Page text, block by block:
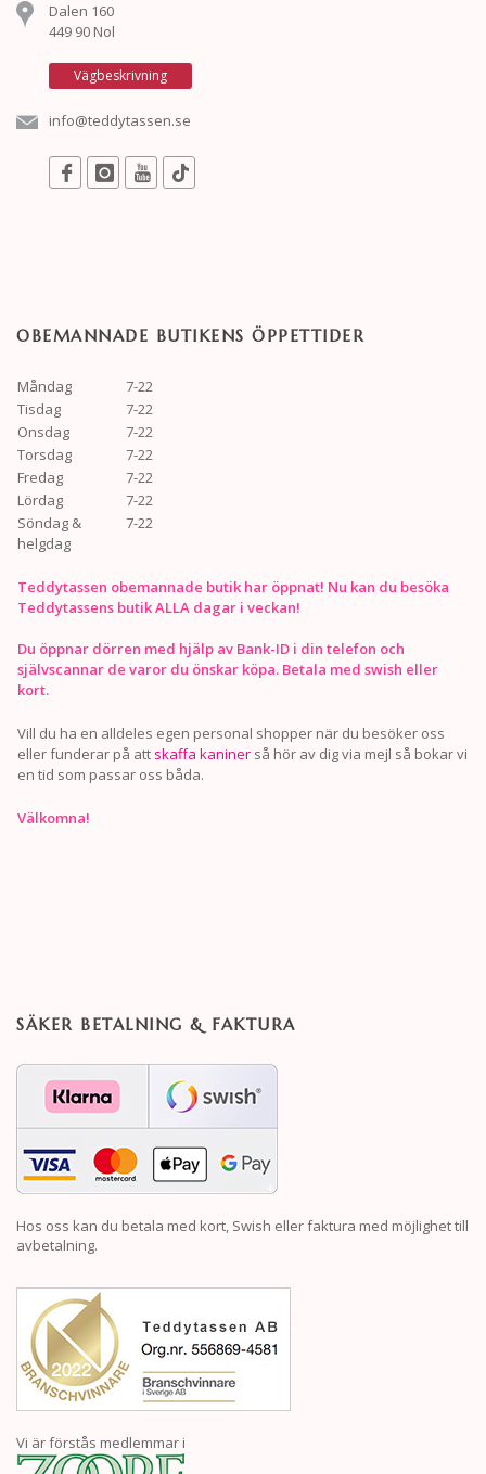
Dalen 160
449 90 Nol
Vägbeskrivning
info@teddytassen.se
OBEMANNADE BUTIKENS ÖPPETTIDER
Måndag
7-22
Tisdag
7-22
Onsdag
7-22
Torsdag
7-22
Fredag
7-22
Lördag
7-22
Söndag &
helgdag
7-22
Teddytassen obemannade butik har öppnat! Nu kan du besöka
Teddytassens butik ALLA dagar i veckan!
Du öppnar dörren med hjälp av Bank-ID i din telefon och
självscannar de varor du önskar köpa. Betala med swish eller
kort.
Vill du ha en alldeles egen personal shopper när du besöker oss
eller funderar på att skaffa kaniner så hör av dig via mejl så bokar vi
en tid som passar oss båda.
Välkomna!
SÄKER BETALNING & FAKTURA
Hos oss kan du betala med kort, Swish eller faktura med möjlighet till
avbetalning.
Vi är förstås medlemmar i